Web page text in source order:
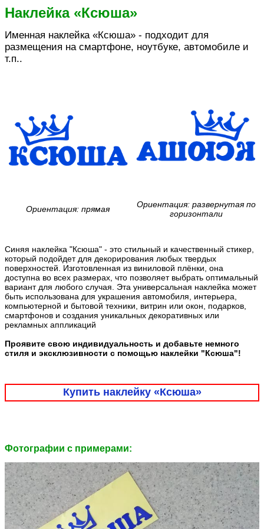
Наклейка «Ксюша»
Именная наклейка «Ксюша» - подходит для
размещения на смартфоне, ноутбуке, автомобиле и
т.п..
Ориентация: прямая
Ориентация: развернутая по
горизонтали
Синяя наклейка "Ксюша" - это стильный и качественный стикер,
который подойдет для декорирования любых твердых
поверхностей. Изготовленная из виниловой плёнки, она
доступна во всех размерах, что позволяет выбрать оптимальный
вариант для любого случая. Эта универсальная наклейка может
быть использована для украшения автомобиля, интерьера,
компьютерной и бытовой техники, витрин или окон, подарков,
смартфонов и создания уникальных декоративных или
рекламных аппликаций
Проявите свою индивидуальность и добавьте немного
стиля и эксклюзивности с помощью наклейки "Ксюша"!
Купить наклейку «Ксюша»
Фотографии c примерами: